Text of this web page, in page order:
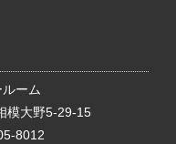
ーム
模大野5-29-15
8012